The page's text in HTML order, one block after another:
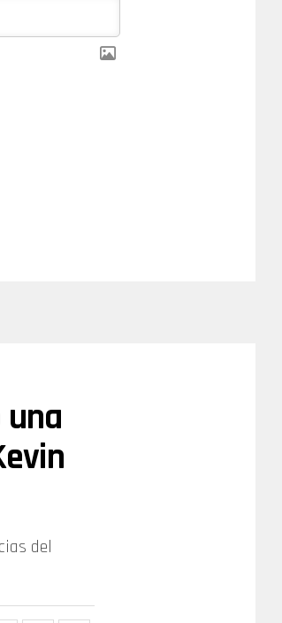
una
del